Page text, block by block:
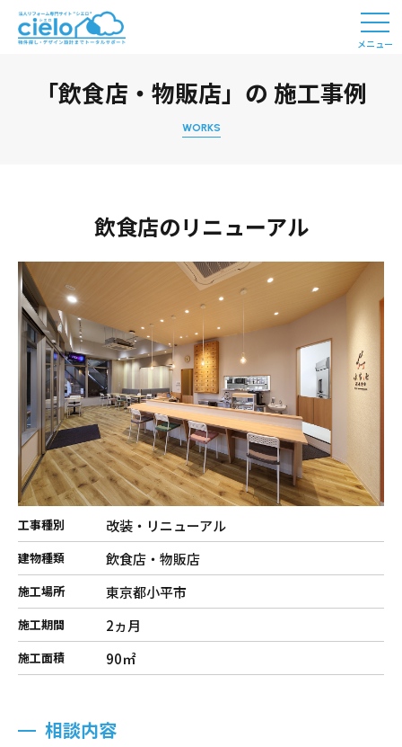
メニュー
「飲食店・物販店」の 施工事例
WORKS
飲食店のリニューアル
工事種別 改装・リニューアル
建物種類 飲食店・物販店
施工場所 東京都小平市
施工期間 2ヵ月
施工面積 90㎡
相談内容